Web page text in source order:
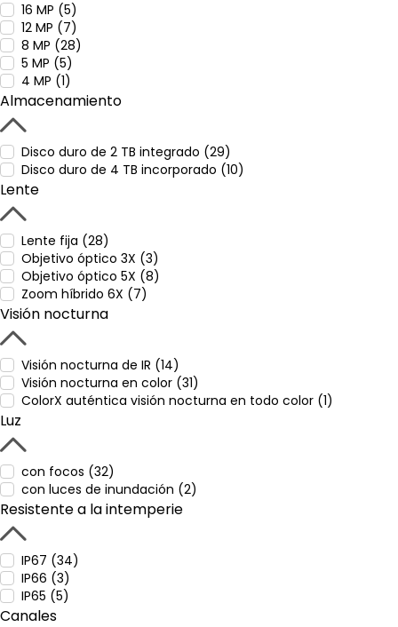
16 MP (5)
12 MP (7)
8 MP (28)
5 MP (5)
4 MP (1)
Almacenamiento
Disco duro de 2 TB integrado (29)
Disco duro de 4 TB incorporado (10)
Lente
Lente fija (28)
Objetivo óptico 3X (3)
Objetivo óptico 5X (8)
Zoom híbrido 6X (7)
Visión nocturna
Visión nocturna de IR (14)
Visión nocturna en color (31)
ColorX auténtica visión nocturna en todo color (1)
Luz
con focos (32)
con luces de inundación (2)
Resistente a la intemperie
IP67 (34)
IP66 (3)
IP65 (5)
Canales